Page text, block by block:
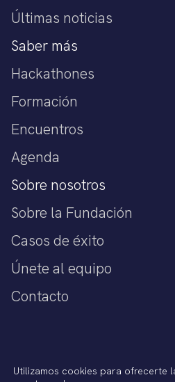
Últimas noticias
Saber más
Hackathones
Formación
Encuentros
Agenda
Sobre nosotros
Sobre la Fundación
Casos de éxito
Únete al equipo
Contacto
Política de
Utilizamos cookies para ofrecerte